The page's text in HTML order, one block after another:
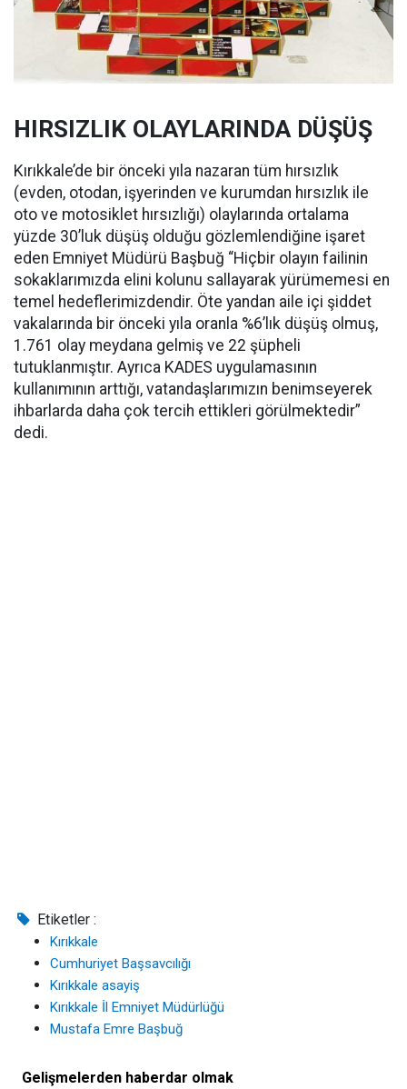
HIRSIZLIK OLAYLARINDA DÜŞÜŞ
Kırıkkale’de bir önceki yıla nazaran tüm hırsızlık
(evden, otodan, işyerinden ve kurumdan hırsızlık ile
oto ve motosiklet hırsızlığı) olaylarında ortalama
yüzde 30’luk düşüş olduğu gözlemlendiğine işaret
eden Emniyet Müdürü Başbuğ “Hiçbir olayın failinin
sokaklarımızda elini kolunu sallayarak yürümemesi en
temel hedeflerimizdendir. Öte yandan aile içi şiddet
vakalarında bir önceki yıla oranla %6’lık düşüş olmuş,
1.761 olay meydana gelmiş ve 22 şüpheli
tutuklanmıştır. Ayrıca KADES uygulamasının
kullanımının arttığı, vatandaşlarımızın benimseyerek
ihbarlarda daha çok tercih ettikleri görülmektedir”
dedi.
Etiketler :
Kırıkkale
Cumhuriyet Başsavcılığı
Kırıkkale asayiş
Kırıkkale İl Emniyet Müdürlüğü
Mustafa Emre Başbuğ
Gelişmelerden haberdar olmak